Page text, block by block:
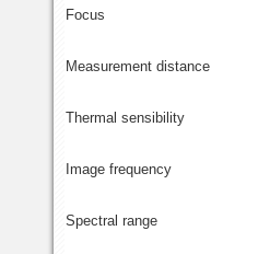
Focus
Measurement distance
Thermal sensibility
Image frequency
Spectral range